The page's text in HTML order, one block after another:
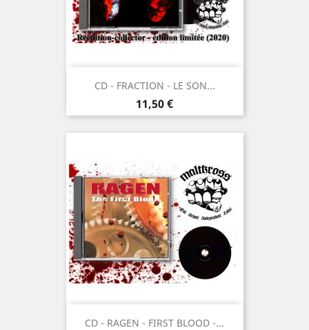
CD - FRACTION - LE SON...
Prix
11,50 €
CD - RAGEN - FIRST BLOOD -...